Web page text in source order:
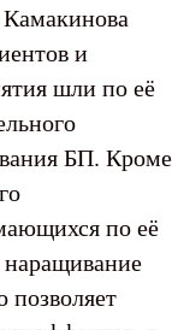
и
шли по её
БП. Кроме
по её
позволяет